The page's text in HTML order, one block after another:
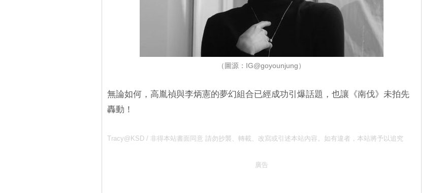
（圖源：IG@goyounjung）
無論如何，高胤禎與李炳憲的夢幻組合已經成功引爆話題，也讓《南伐》未拍先
轟動！
Tracy@KSD / 非得本站書面同意 請勿抄襲、轉載、改寫或引述本站內容。如有違者，本站將予以追究
廣告